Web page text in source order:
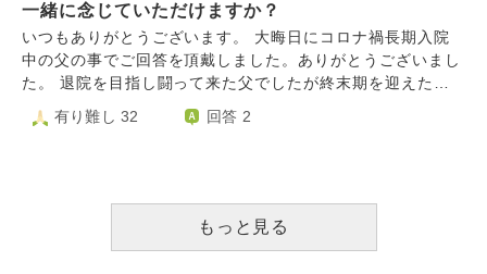
いなって思ったときもあったけど、検査しませんでした。
一緒に暮らしている母もよく咳をしていたのに。 しかも、
働いていたのは発達障害のある子どもが通う福祉施設なの
に、私は1回きりしか検査しませんでした。 本当は週3が会
たら、職場の子どもにコロナをうつして、さらにその家族
一緒に念じていただけますか？
いつもありがとうございます。 大晦日にコロナ禍長期入院
中の父の事でご回答を頂戴しました。ありがとうございまし
た。 退院を目指し闘って来た父でしたが終末期を迎えた模
様。年始から5日間本人から着信有りましたが途絶えまし
た。 年始にせめて自宅へ…と対応をお願いしていた矢先、
害です。本当に。 次、病院からの着信はおそらくお迎えで
有り難し 32 回答 2
もっと見る